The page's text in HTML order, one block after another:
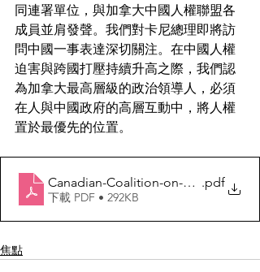
同連署單位，與加拿大中國人權聯盟各
成員並肩發聲。我們對卡尼總理即將訪
問中國一事表達深切關注。在中國人權
迫害與跨國打壓持續升高之際，我們認
為加拿大最高層級的政治領導人，必須
在人與中國政府的高層互動中，將人權
置於最優先的位置。
Canadian-Coalition-on-Human-
.pdf
下載 PDF • 292KB
焦點